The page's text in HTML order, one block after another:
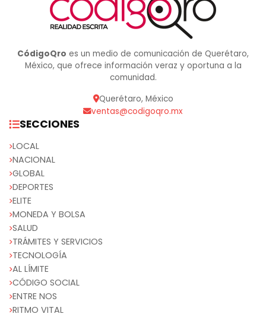
CódigoQro es un medio de comunicación de Querétaro,
México, que ofrece información veraz y oportuna a la
comunidad.
Querétaro, México
ventas@codigoqro.mx
SECCIONES
LOCAL
NACIONAL
GLOBAL
DEPORTES
ELITE
MONEDA Y BOLSA
SALUD
TRÁMITES Y SERVICIOS
TECNOLOGÍA
AL LÍMITE
CÓDIGO SOCIAL
ENTRE NOS
RITMO VITAL